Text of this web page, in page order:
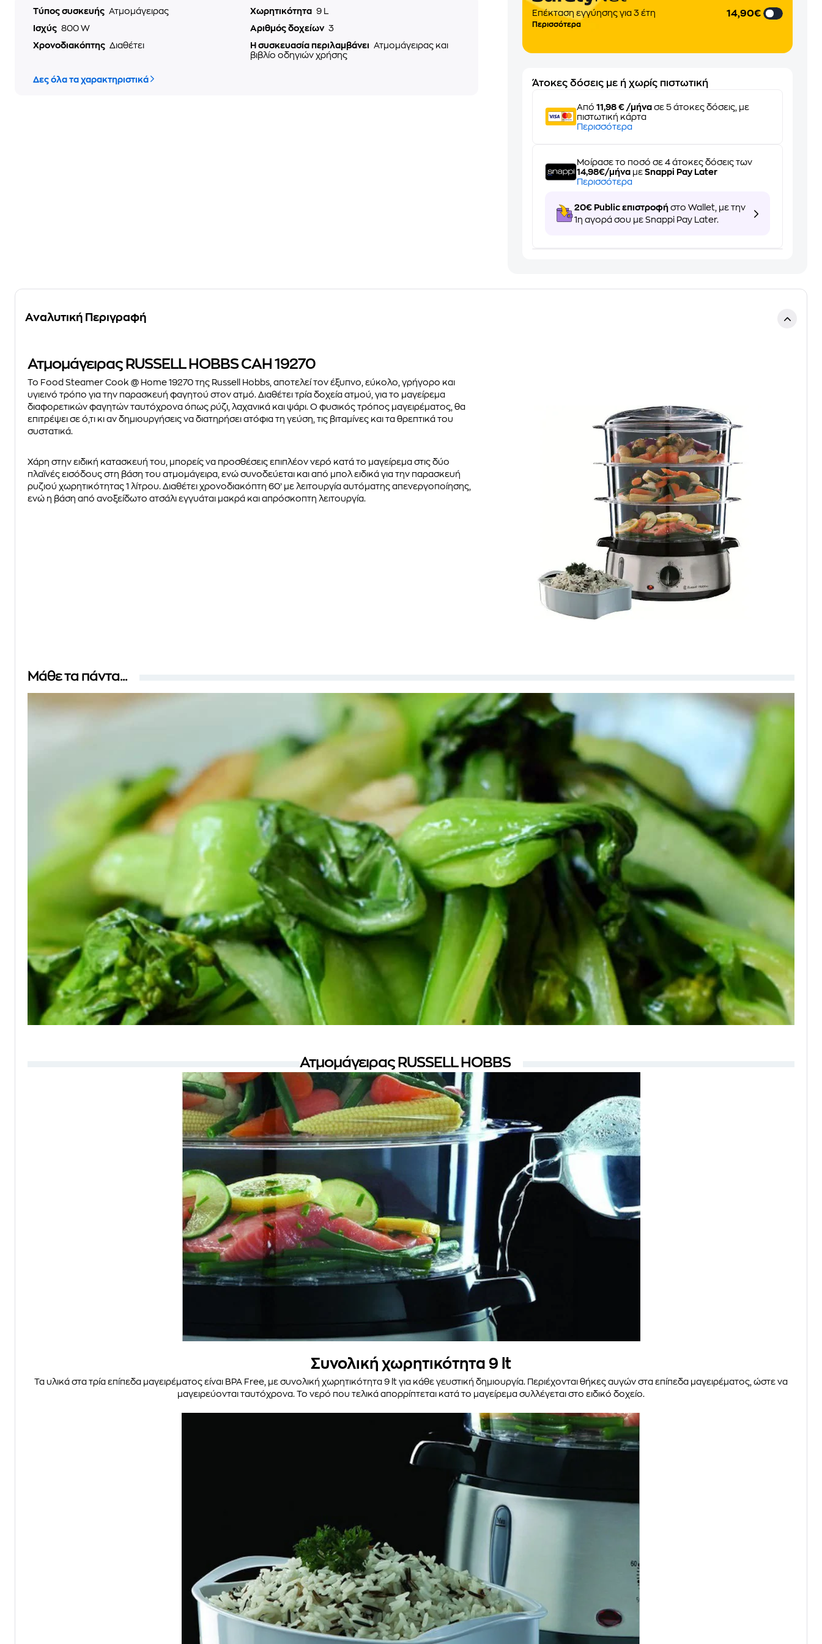
Τύπος συσκευής Ατμομάγειρας Χωρητικότητα 9 L
Ισχύς 800 W Αριθμός δοχείων 3
Χρονοδιακόπτης Διαθέτει Η συσκευασία περιλαμβάνει Ατμομάγειρας και
βιβλίο οδηγιών χρήσης
Δες όλα τα χαρακτηριστικά
Επέκταση εγγύησης για 3 έτη
Περισσότερα
14,90€
Άτοκες δόσεις με ή χωρίς πιστωτική
Από11,98 € /μήνα σε 5 άτοκες δόσεις, με
πιστωτική κάρτα
Περισσότερα
Μοίρασε το ποσό σε 4 άτοκες δόσεις των
14,98€/μήνα μεSnappi Pay Later
Περισσότερα
20€ Public επιστροφή στο Wallet, με την
1η αγορά σου με Snappi Pay Later.
Αναλυτική Περιγραφή
Ατμομάγειρας RUSSELL HOBBS CAH 19270
To Food Steamer Cook @ Home 19270 της Russell Hobbs, αποτελεί τον έξυπνο, εύκολο, γρήγορο και
υγιεινό τρόπο για την παρασκευή φαγητού στον ατμό. Διαθέτει τρία δοχεία ατμού, για το μαγείρεμα
διαφορετικών φαγητών ταυτόχρονα όπως ρύζι, λαχανικά και ψάρι. Ο φυσικός τρόπος μαγειρέματος, θα
επιτρέψει σε ό,τι κι αν δημιουργήσεις να διατηρήσει ατόφια τη γεύση, τις βιταμίνες και τα θρεπτικά του
συστατικά.
Χάρη στην ειδική κατασκευή του, μπορείς να προσθέσεις επιπλέον νερό κατά το μαγείρεμα στις δύο
πλαϊνές εισόδους στη βάση του ατμομάγειρα, ενώ συνοδεύεται και από μπολ ειδικά για την παρασκευή
ρυζιού χωρητικότητας 1 λίτρου. Διαθέτει χρονοδιακόπτη 60’ με λειτουργία αυτόματης απενεργοποίησης,
ενώ η βάση από ανοξείδωτο ατσάλι εγγυάται μακρά και απρόσκοπτη λειτουργία.
Μάθε τα πάντα...
Ατμομάγειρας RUSSELL HOBBS
Συνολική χωρητικότητα 9 lt
Τα υλικά στα τρία επίπεδα μαγειρέματος είναι BPA Free, με συνολική χωρητικότητα 9 lt για κάθε γευστική δημιουργία. Περιέχονται θήκες αυγών στα επίπεδα μαγειρέματος, ώστε να
μαγειρεύονται ταυτόχρονα. Το νερό που τελικά απορρίπτεται κατά το μαγείρεμα συλλέγεται στο ειδικό δοχείο.